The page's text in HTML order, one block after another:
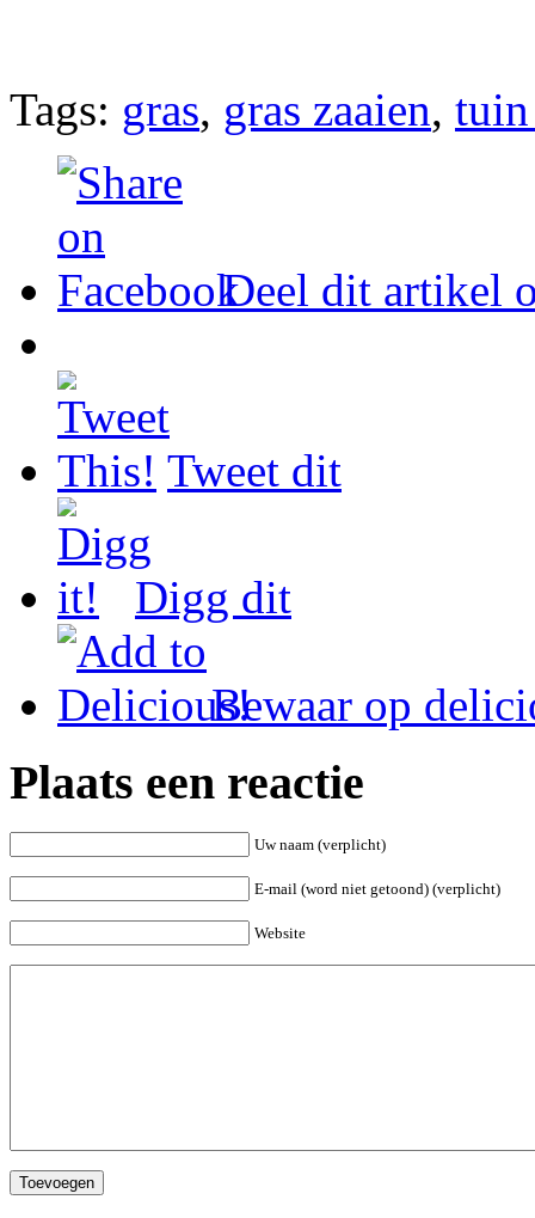
Tags: gras, gras zaaien, tuin
Deel dit artikel
Tweet dit
Digg dit
Bewaar op
Plaats een reactie
Uw naam (verplicht)
E-mail (word niet getoond) (verplicht)
Website